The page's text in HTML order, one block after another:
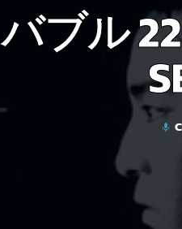
ブル
mic